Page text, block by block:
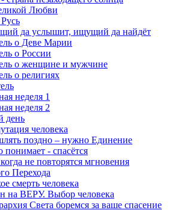
Любви
да услышит, ищущий да найдёт
о Деве Марии
о России
о женщине и мужчине
о религиях
неделя 1
неделя 2
день
человека
поздно – нужно Единение
понимает - спасётся
не повторятся мгновения
Перехода
смерть человека
на ВЕРУ. Выбор человека
Света боремся за ваше спасение